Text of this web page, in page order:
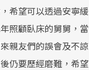
希望可以透過安寧緩
照顧臥床的舅舅，當
親友們的誤會及不諒
仍要歷經磨難，希望